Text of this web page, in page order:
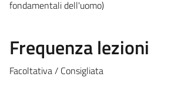
fondamentali dell'uomo)
Frequenza lezioni
Facoltativa / Consigliata